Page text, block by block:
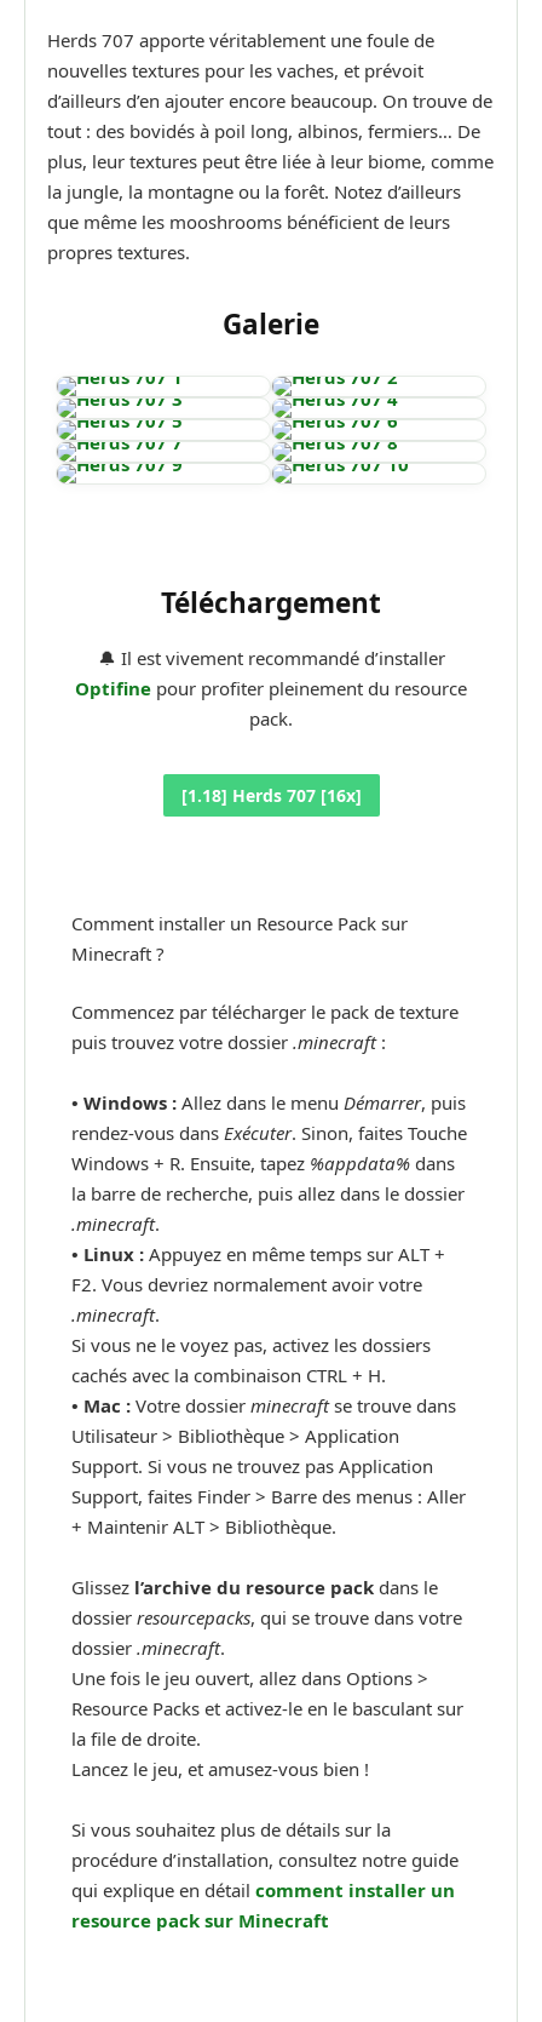
Herds 707 apporte véritablement une foule de
nouvelles textures pour les vaches, et prévoit
d’ailleurs d’en ajouter encore beaucoup. On trouve de
tout : des bovidés à poil long, albinos, fermiers… De
plus, leur textures peut être liée à leur biome, comme
la jungle, la montagne ou la forêt. Notez d’ailleurs
que même les mooshrooms bénéficient de leurs
propres textures.
Galerie
Téléchargement
🔔 Il est vivement recommandé d’installer
Optifine pour profiter pleinement du resource
pack.
[1.18] Herds 707 [16x]
Comment installer un Resource Pack sur
Minecraft ?
Commencez par télécharger le pack de texture
puis trouvez votre dossier .minecraft:
• Windows : Allez dans le menu Démarrer, puis
rendez-vous dans Exécuter. Sinon, faites Touche
Windows + R. Ensuite, tapez %appdata% dans
la barre de recherche, puis allez dans le dossier
.minecraft.
• Linux : Appuyez en même temps sur ALT +
F2. Vous devriez normalement avoir votre
.minecraft.
Si vous ne le voyez pas, activez les dossiers
cachés avec la combinaison CTRL + H.
• Mac : Votre dossier minecraftse trouve dans
Utilisateur > Bibliothèque > Application
Support. Si vous ne trouvez pas Application
Support, faites Finder > Barre des menus : Aller
+ Maintenir ALT > Bibliothèque.
Glissez l’archive du resource pack dans le
dossier resourcepacks, qui se trouve dans votre
dossier .minecraft.
Une fois le jeu ouvert, allez dans Options >
Resource Packs et activez-le en le basculant sur
la file de droite.
Lancez le jeu, et amusez-vous bien !
Si vous souhaitez plus de détails sur la
procédure d’installation, consultez notre guide
qui explique en détail comment installer un
resource pack sur Minecraft